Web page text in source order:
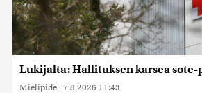
Lukijalta: Hallituksen karsea
Mielipide | 7.8.2026 11:43